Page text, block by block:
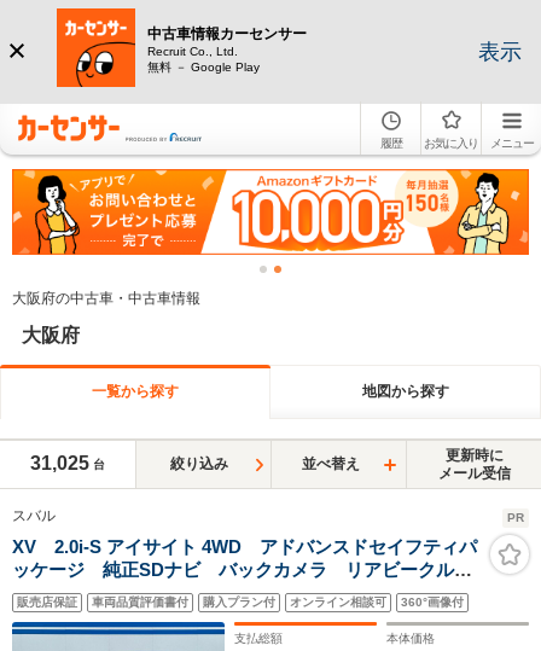
中古車情報カーセンサー
Recruit Co., Ltd.
無料 － Google Play
表示
履歴 お気に入り メニュー
大阪府の中古車・中古車情報
大阪府
一覧から探す 地図から探す
31,025 台 絞り込み 並べ替え
更新時に
メール受信
スバル PR
XV 2.0i-S アイサイト 4WD アドバンスドセイフティパ
ッケージ 純正SDナビ バックカメラ リアビークルデ
ィティクション パワーシート レーダークルーズ 禁
煙車 スマートキー LEDヘッドライト 純正18インチ
アルミホイール
販売店保証 車両品質評価書付 購入プラン付 オンライン相談可 360°画像付
支払総額 本体価格